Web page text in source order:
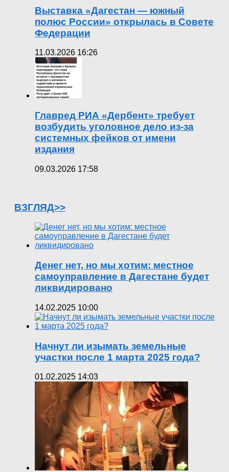
Выставка «Дагестан — южный
полюс России» открылась в Совете
Федерации
11.03.2026 16:26
Главред РИА «Дербент» требует
возбудить уголовное дело из-за
системных фейков от имени
издания
09.03.2026 17:58
ВЗГЛЯД>>
Денег нет, но мы хотим: местное
самоуправление в Дагестане будет
ликвидировано
14.02.2025 10:00
Начнут ли изымать земельные
участки после 1 марта 2025 года?
01.02.2025 14:03